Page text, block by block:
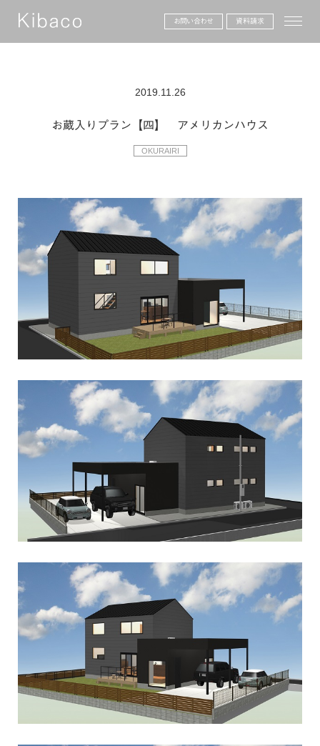
toggle
お問い合わせ 資料請求
2019.11.26
お蔵入りプラン【四】 アメリカンハウス
OKURAIRI